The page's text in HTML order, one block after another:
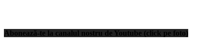
Abonează-te la canalul nostru de Youtube (click pe foto)